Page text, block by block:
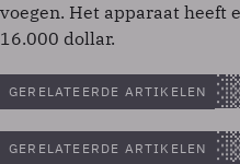
voegen. Het apparaat heeft
16.000 dollar.
GERELATEERDE ARTIKELEN
GERELATEERDE ARTIKELEN